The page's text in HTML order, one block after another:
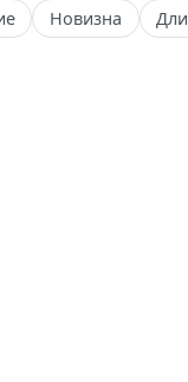
Новизна